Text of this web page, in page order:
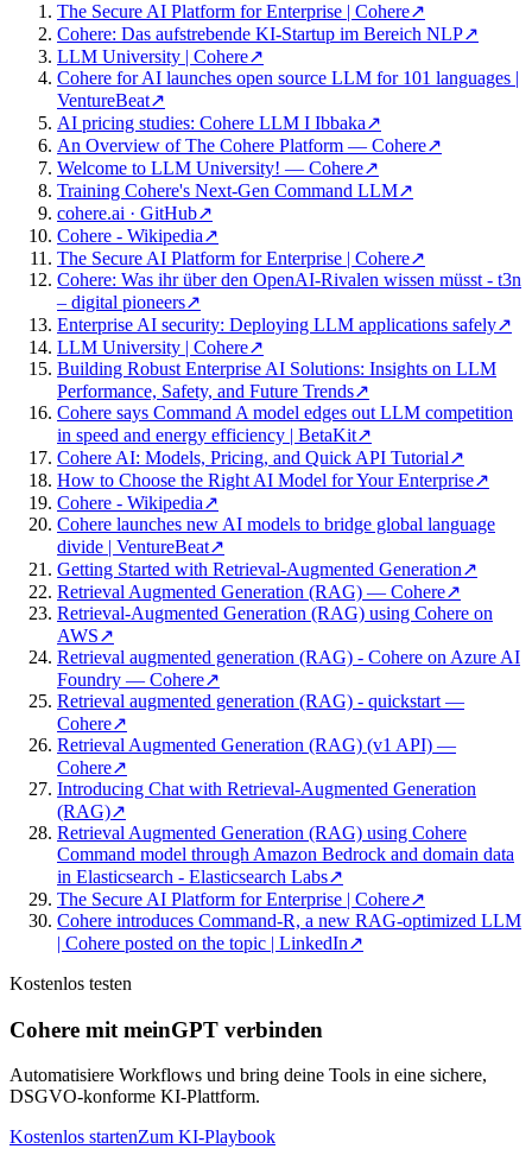
The Secure AI Platform for Enterprise | Cohere↗
Cohere: Das aufstrebende KI-Startup im Bereich NLP↗
LLM University | Cohere↗
Cohere for AI launches open source LLM for 101 languages |
VentureBeat↗
AI pricing studies: Cohere LLM I Ibbaka↗
An Overview of The Cohere Platform — Cohere↗
Welcome to LLM University! — Cohere↗
Training Cohere's Next-Gen Command LLM↗
cohere.ai · GitHub↗
Cohere - Wikipedia↗
The Secure AI Platform for Enterprise | Cohere↗
Cohere: Was ihr über den OpenAI-Rivalen wissen müsst - t3n
– digital pioneers↗
Enterprise AI security: Deploying LLM applications safely↗
LLM University | Cohere↗
Building Robust Enterprise AI Solutions: Insights on LLM
Performance, Safety, and Future Trends↗
Cohere says Command A model edges out LLM competition
in speed and energy efficiency | BetaKit↗
Cohere AI: Models, Pricing, and Quick API Tutorial↗
How to Choose the Right AI Model for Your Enterprise↗
Cohere - Wikipedia↗
Cohere launches new AI models to bridge global language
divide | VentureBeat↗
Getting Started with Retrieval-Augmented Generation↗
Retrieval Augmented Generation (RAG) — Cohere↗
Retrieval-Augmented Generation (RAG) using Cohere on
AWS↗
Retrieval augmented generation (RAG) - Cohere on Azure AI
Foundry — Cohere↗
Retrieval augmented generation (RAG) - quickstart —
Cohere↗
Retrieval Augmented Generation (RAG) (v1 API) —
Cohere↗
Introducing Chat with Retrieval-Augmented Generation
(RAG)↗
Retrieval Augmented Generation (RAG) using Cohere
Command model through Amazon Bedrock and domain data
in Elasticsearch - Elasticsearch Labs↗
The Secure AI Platform for Enterprise | Cohere↗
Cohere introduces Command-R, a new RAG-optimized LLM
| Cohere posted on the topic | LinkedIn↗
Kostenlos testen
Cohere mit meinGPT verbinden
Automatisiere Workflows und bring deine Tools in eine sichere,
DSGVO-konforme KI-Plattform.
Kostenlos startenZum KI-Playbook